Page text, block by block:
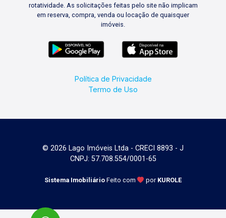
rotatividade. As solicitações feitas pelo site não implicam
em reserva, compra, venda ou locação de quaisquer
imóveis.
Política de Privacidade
Termo de Uso
© 2026 Lago Imóveis Ltda - CRECI 8893 - J
CNPJ: 57.708.554/0001-65
Sistema Imobiliário Feito com por KUROLE